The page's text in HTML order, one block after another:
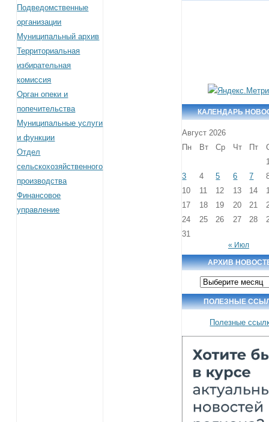
Подведомственные
организации
Муниципальный архив
Территориальная
избирательная
комиссия
Орган опеки и
попечительства
Муниципальные услуги
и функции
Отдел
сельскохозяйственного
производства
Финансовое
управление
КАЛЕНДАРЬ
Август 2026
Пн
Вт Ср Чт Пт
3
4 5 6 7
10
11 12 13 14
17
18 19 20 21
24
25 26 27 28
31
« Июл
АРХИВ
Архив
новостей
ПОЛЕЗНЫЕ
Полезные